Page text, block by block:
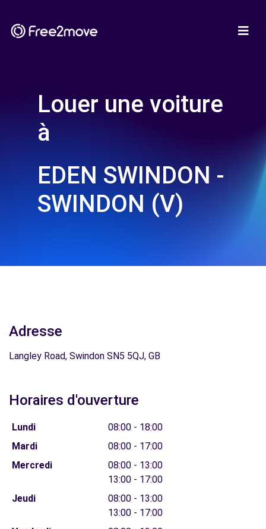
Louer une voiture
à
EDEN SWINDON -
SWINDON (V)
Adresse
Langley Road, Swindon SN5 5QJ, GB
Horaires d'ouverture
Lundi
08:00 - 18:00
Mardi
08:00 - 17:00
Mercredi
08:00 - 13:00
13:00 - 17:00
Jeudi
08:00 - 13:00
13:00 - 17:00